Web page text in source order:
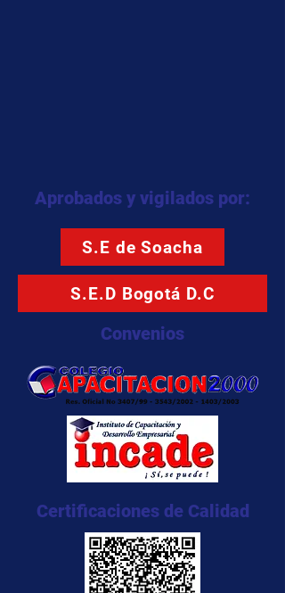
Aprobados y vigilados por:
S.E de Soacha
S.E.D Bogotá D.C
Convenios
Certificaciones de Calidad